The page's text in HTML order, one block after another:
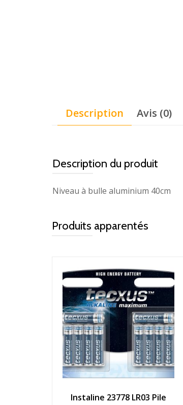
Description Avis (0)
Description du produit
Niveau à bulle aluminium 40cm
Produits apparentés
Instaline 23778 LR03 Pile